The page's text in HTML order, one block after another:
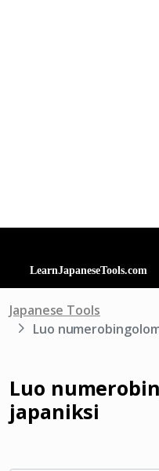
Japanese Tools
Luo
Luo
japaniksi